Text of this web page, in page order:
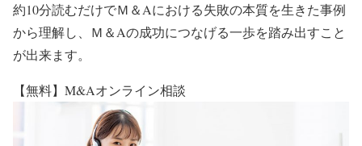
約10分読むだけでＭ＆Aにおける失敗の本質を生きた事例
から理解し、Ｍ＆Aの成功につなげる一歩を踏み出すこと
が出来ます。
【無料】M&Aオンライン相談